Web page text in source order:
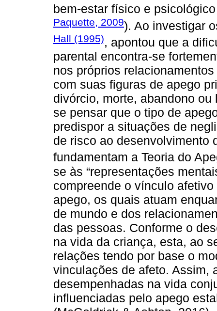
bem-estar físico e
Paquette, 2009). Ao investigar
Hall (1995), apontou que a
parental encontra-se
nos próprios
com suas figuras de apego
divórcio, morte, abandono
se pensar que o tipo de
predispor a situações de
de risco ao desenvolvimento
fundamentam a Teoria do
se às “representações
compreende o vínculo
apego, os quais atuam
de mundo e dos
das pessoas. Conforme o
na vida da criança, esta, ao
relações tendo por base o
vinculações de afeto. Assim,
desempenhadas na vida
influenciadas pelo apego